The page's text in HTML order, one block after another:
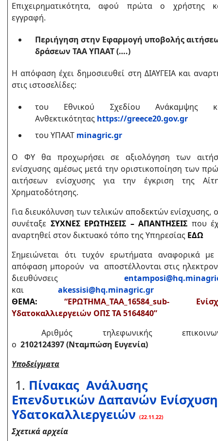
Επιχειρηματικότητα, αφού πρώτα ο χρήστης
εγγραφή.
Περιήγηση στην Εφαρμογή υποβολής
δράσεων ΤΑΑ ΥΠΑΑΤ(….)
Η απόφαση έχει δημοσιευθεί στη ΔΙΑΥΓΕΙΑ και
στις ιστοσελίδες:
του Εθνικού Σχεδίου Ανάκαμψης
Ανθεκτικότητας https://greece20.gov.gr
του ΥΠΑΑΤ minagric.gr
Ο ΦΥ θα προχωρήσει σε αξιολόγηση των
ενίσχυσης αμέσως μετά την οριστικοποίηση των
αιτήσεων ενίσχυσης για την έγκριση της
Χρηματοδότησης.
Για διευκόλυνση των τελικών αποδεκτών ενίσχυσης,
συνέταξε ΣΥΧΝΕΣ ΕΡΩΤΗΣΕΙΣ – ΑΠΑΝΤΗΣΕΙΣ που
αναρτηθεί στον δικτυακό τόπο της Υπηρεσίας ΕΔΩ
Σημειώνεται ότι τυχόν ερωτήματα αναφορικά με
απόφαση μπορούν να αποστέλλονται στις
διευθύνσεις
καιakessisi@hq.minagric.gr
ΘΕΜΑ:
“ΕΡΩΤΗΜΑ_ΤΑΑ_16584_sub-
Υδατοκαλλιεργειών ΟΠΣ ΤΑ 5164840”
Aριθμός τηλεφωνικής
ο 2102124397 (Νταμπώση Ευγενία)
Υποδείγματα
1. Πίνακας Ανάλυσης
Επενδυτικών Δαπανών
Υδατοκαλλιεργειών (22.11.22)
Σχετικά αρχεία